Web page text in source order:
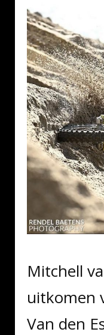
Mitchell
uitkomen
Van den